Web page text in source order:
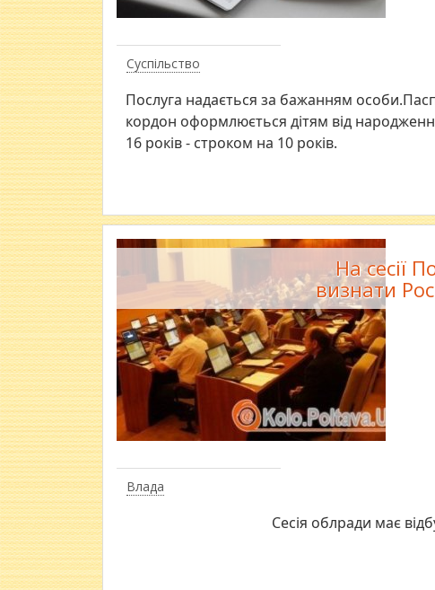
Суспільство
Послуга надається за бажанням
кордон оформлюється дітям від
16 років - строком на 10 років.
Влада
На сесії
визнати
Сесія облради має